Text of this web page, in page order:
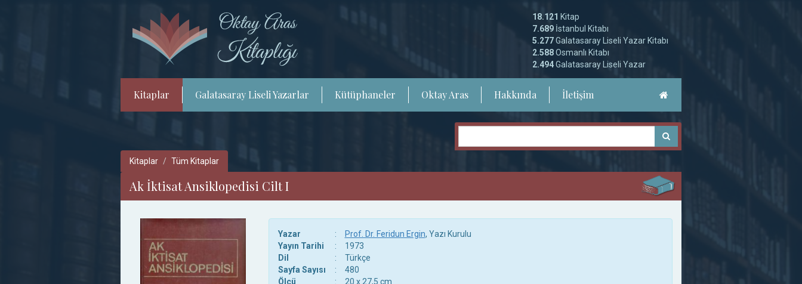
18.121 Kitap
7.689 İstanbul Kitabı
5.277Galatasaray Liseli Yazar Kitabı
2.588Osmanlı Kitabı
2.494Galatasaray Liseli Yazar
Kitaplar Galatasaray Liseli Yazarlar Kütüphaneler Oktay Aras Hakkında İletişim
Kitaplar Tüm Kitaplar
Ak İktisat Ansiklopedisi Cilt I
Yazar : Prof. Dr. Feridun Ergin, Yazı Kurulu
Yayın Tarihi
:
1973
Dil
:
Türkçe
Sayfa Sayısı
:
480
Ölçü
:
20 x 27,5 cm